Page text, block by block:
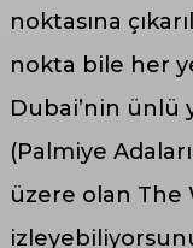
noktasına
nokta bile her
Dubai’nin ünlü
(Palmiye
üzere olan The